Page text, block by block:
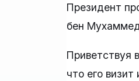
Президент
бен
Приветствуя
что его